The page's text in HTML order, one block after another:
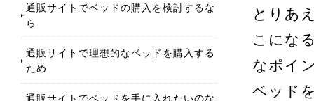
とりあ
こにな
なポイ
ベッド
通販サイトでベッドの購入を検討するな
ら
通販サイトで理想的なベッドを購入する
ため
通販サイトでベッドを手に入れたいのな